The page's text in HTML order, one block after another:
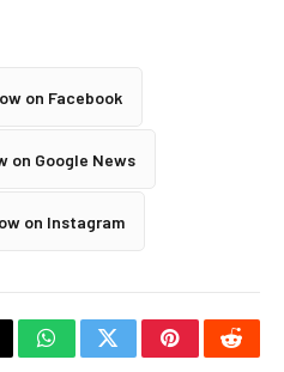
on Facebook
on Google News
on Instagram
WhatsAppTwitterPinterest